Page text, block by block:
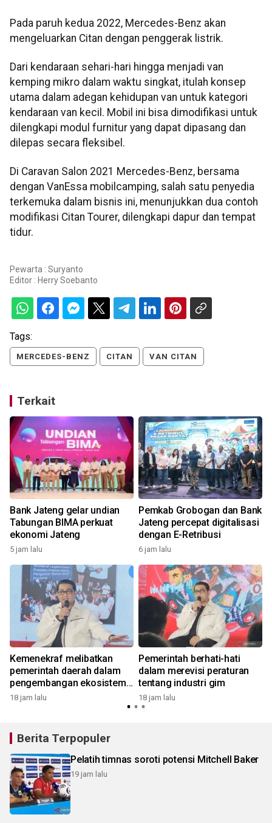
Pada paruh kedua 2022, Mercedes-Benz akan
mengeluarkan Citan dengan penggerak listrik.
Dari kendaraan sehari-hari hingga menjadi van
kemping mikro dalam waktu singkat, itulah konsep
utama dalam adegan kehidupan van untuk kategori
kendaraan van kecil. Mobil ini bisa dimodifikasi untuk
dilengkapi modul furnitur yang dapat dipasang dan
dilepas secara fleksibel.
Di Caravan Salon 2021 Mercedes-Benz, bersama
dengan VanEssa mobilcamping, salah satu penyedia
terkemuka dalam bisnis ini, menunjukkan dua contoh
modifikasi Citan Tourer, dilengkapi dapur dan tempat
tidur.
Pewarta : Suryanto
Editor : Herry Soebanto
Tags:
MERCEDES-BENZ CITAN VAN CITAN
Terkait
Bank Jateng gelar undian
Tabungan BIMA perkuat
ekonomi Jateng
5 jam lalu
Pemkab Grobogan dan Bank
Jateng percepat digitalisasi
dengan E-Retribusi
6 jam lalu
Kemenekraf melibatkan
pemerintah daerah dalam
pengembangan ekosistem
gim
18 jam lalu
Pemerintah berhati-hati
dalam merevisi peraturan
tentang industri gim
18 jam lalu
Berita Terpopuler
Pelatih timnas soroti potensi Mitchell Baker
19 jam lalu